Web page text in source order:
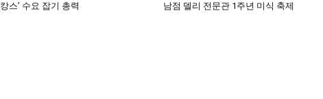
캉스’ 수요 잡기 총력
남점 델리 전문관 1주년 미식 축제